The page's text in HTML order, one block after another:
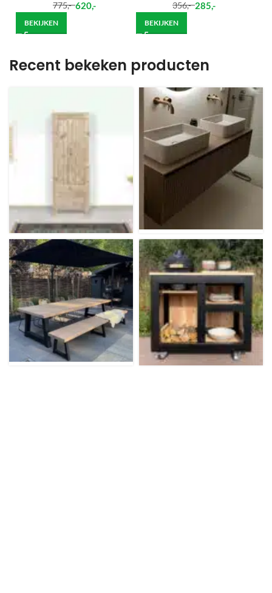
775,- 620,-
BEKIJKEN
356,- 285,-
BEKIJKEN
Recent bekeken producten